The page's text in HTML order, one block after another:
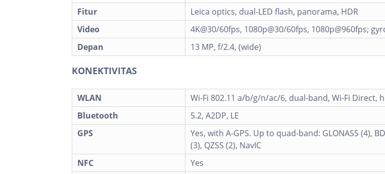
Fitur
Leica optics, dual-LED flash, panorama, HDR
Video
4K@30/60fps, 1080p@30/60fps, 1080p@960fps;
Depan
13 MP, f/2.4, (wide)
KONEKTIVITAS
WLAN
Wi-Fi 802.11 a/b/g/n/ac/6, dual-band, Wi-Fi Direct,
Bluetooth
5.2, A2DP, LE
GPS
Yes, with A-GPS. Up to quad-band: GLONASS (4),
(3), QZSS (2), NavIC
NFC
Yes